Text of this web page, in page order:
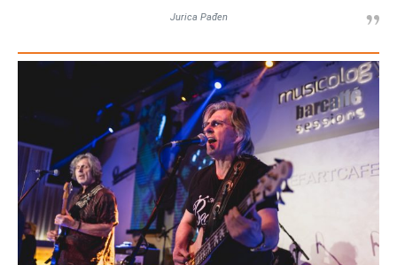
Jurica Pađen